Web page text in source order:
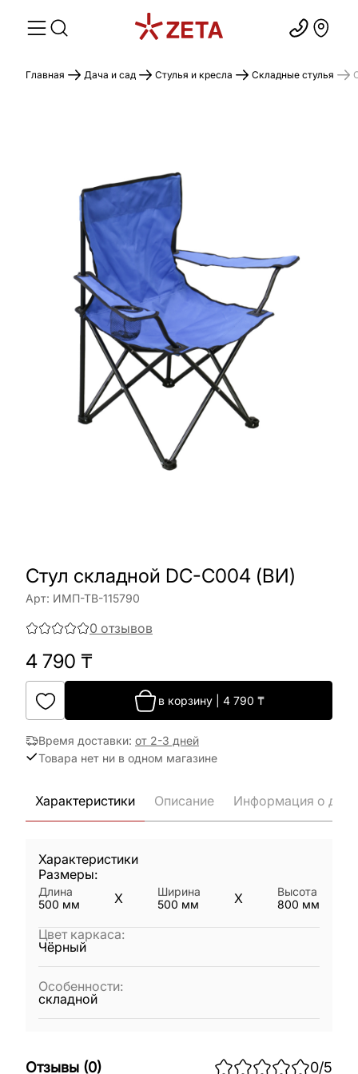
Главная Дача и сад Стулья и кресла Складные стулья
Стул складной DC-C004 (ВИ)
Арт: ИМП-ТВ-115790
0 отзывов
4 790 ₸
в корзину 4 790 ₸
Время доставки: от 2-3 дней
Товара нет ни в одном магазине
Характеристики Описание Информация о
Характеристики
Размеры:
Длина
500 мм X
Ширина
500 мм X
Высота
800 мм
Цвет каркаса:
Чёрный
Особенности:
складной
Отзывы (0) 0/5